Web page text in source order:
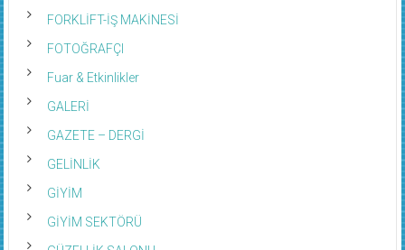
FORKLİFT-İŞ MAKİNESİ
FOTOĞRAFÇI
Fuar & Etkinlikler
GALERİ
GAZETE – DERGİ
GELİNLİK
GİYİM
GİYİM SEKTÖRÜ